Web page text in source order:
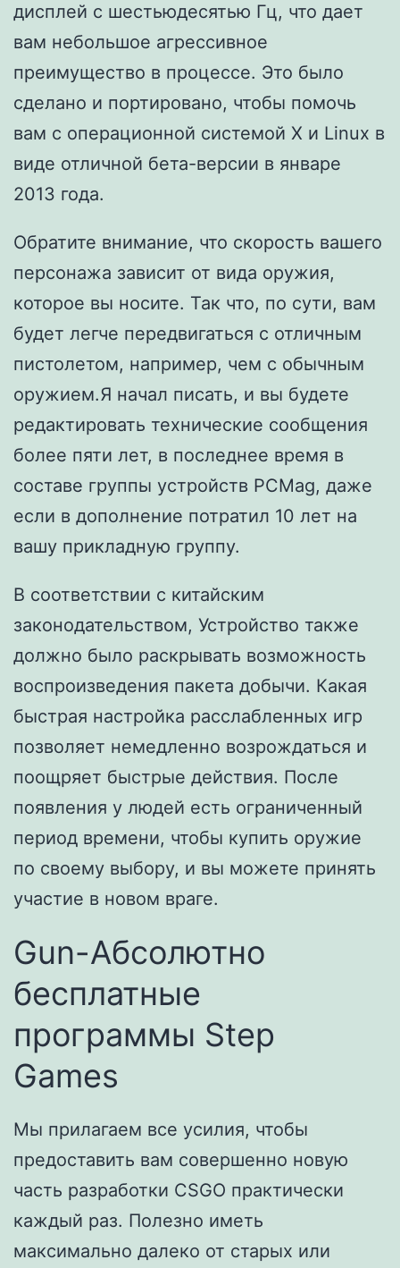
дисплей с шестьюдесятью Гц, что дает
вам небольшое агрессивное
преимущество в процессе. Это было
сделано и портировано, чтобы помочь
вам с операционной системой X и Linux в
виде отличной бета-версии в январе
2013 года.
Обратите внимание, что скорость вашего
персонажа зависит от вида оружия,
которое вы носите. Так что, по сути, вам
будет легче передвигаться с отличным
пистолетом, например, чем с обычным
оружием.Я начал писать, и вы будете
редактировать технические сообщения
более пяти лет, в последнее время в
составе группы устройств PCMag, даже
если в дополнение потратил 10 лет на
вашу прикладную группу.
В соответствии с китайским
законодательством, Устройство также
должно было раскрывать возможность
воспроизведения пакета добычи. Какая
быстрая настройка расслабленных игр
позволяет немедленно возрождаться и
поощряет быстрые действия. После
появления у людей есть ограниченный
период времени, чтобы купить оружие
по своему выбору, и вы можете принять
участие в новом враге.
Gun-Абсолютно
бесплатные
программы Step
Games
Мы прилагаем все усилия, чтобы
предоставить вам совершенно новую
часть разработки CSGO практически
каждый раз. Полезно иметь
максимально далеко от старых или